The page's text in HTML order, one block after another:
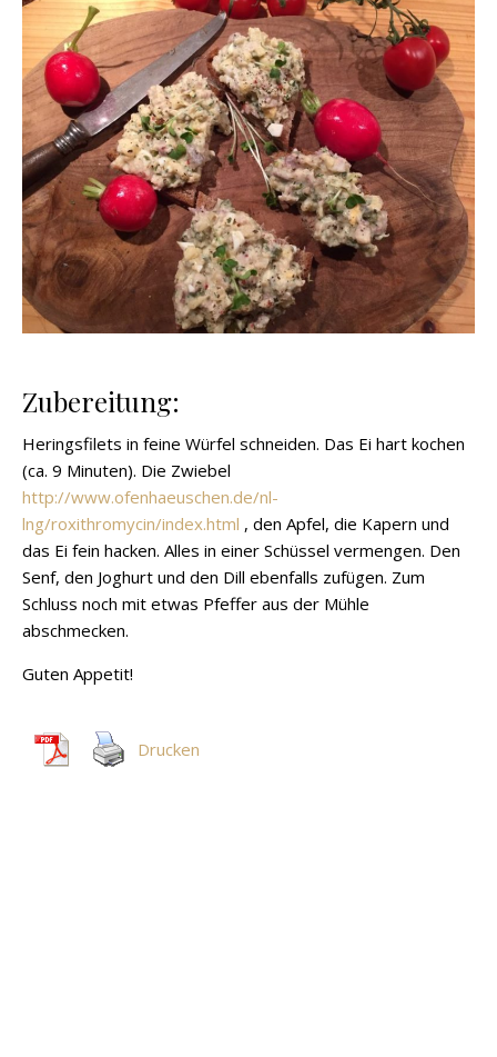
Zubereitung:
Heringsfilets in feine Würfel schneiden. Das Ei hart kochen
(ca. 9 Minuten). Die Zwiebel
http://www.ofenhaeuschen.de/nl-
lng/roxithromycin/index.html , den Apfel, die Kapern und
das Ei fein hacken. Alles in einer Schüssel vermengen. Den
Senf, den Joghurt und den Dill ebenfalls zufügen. Zum
Schluss noch mit etwas Pfeffer aus der Mühle
abschmecken.
Guten Appetit!
Drucken